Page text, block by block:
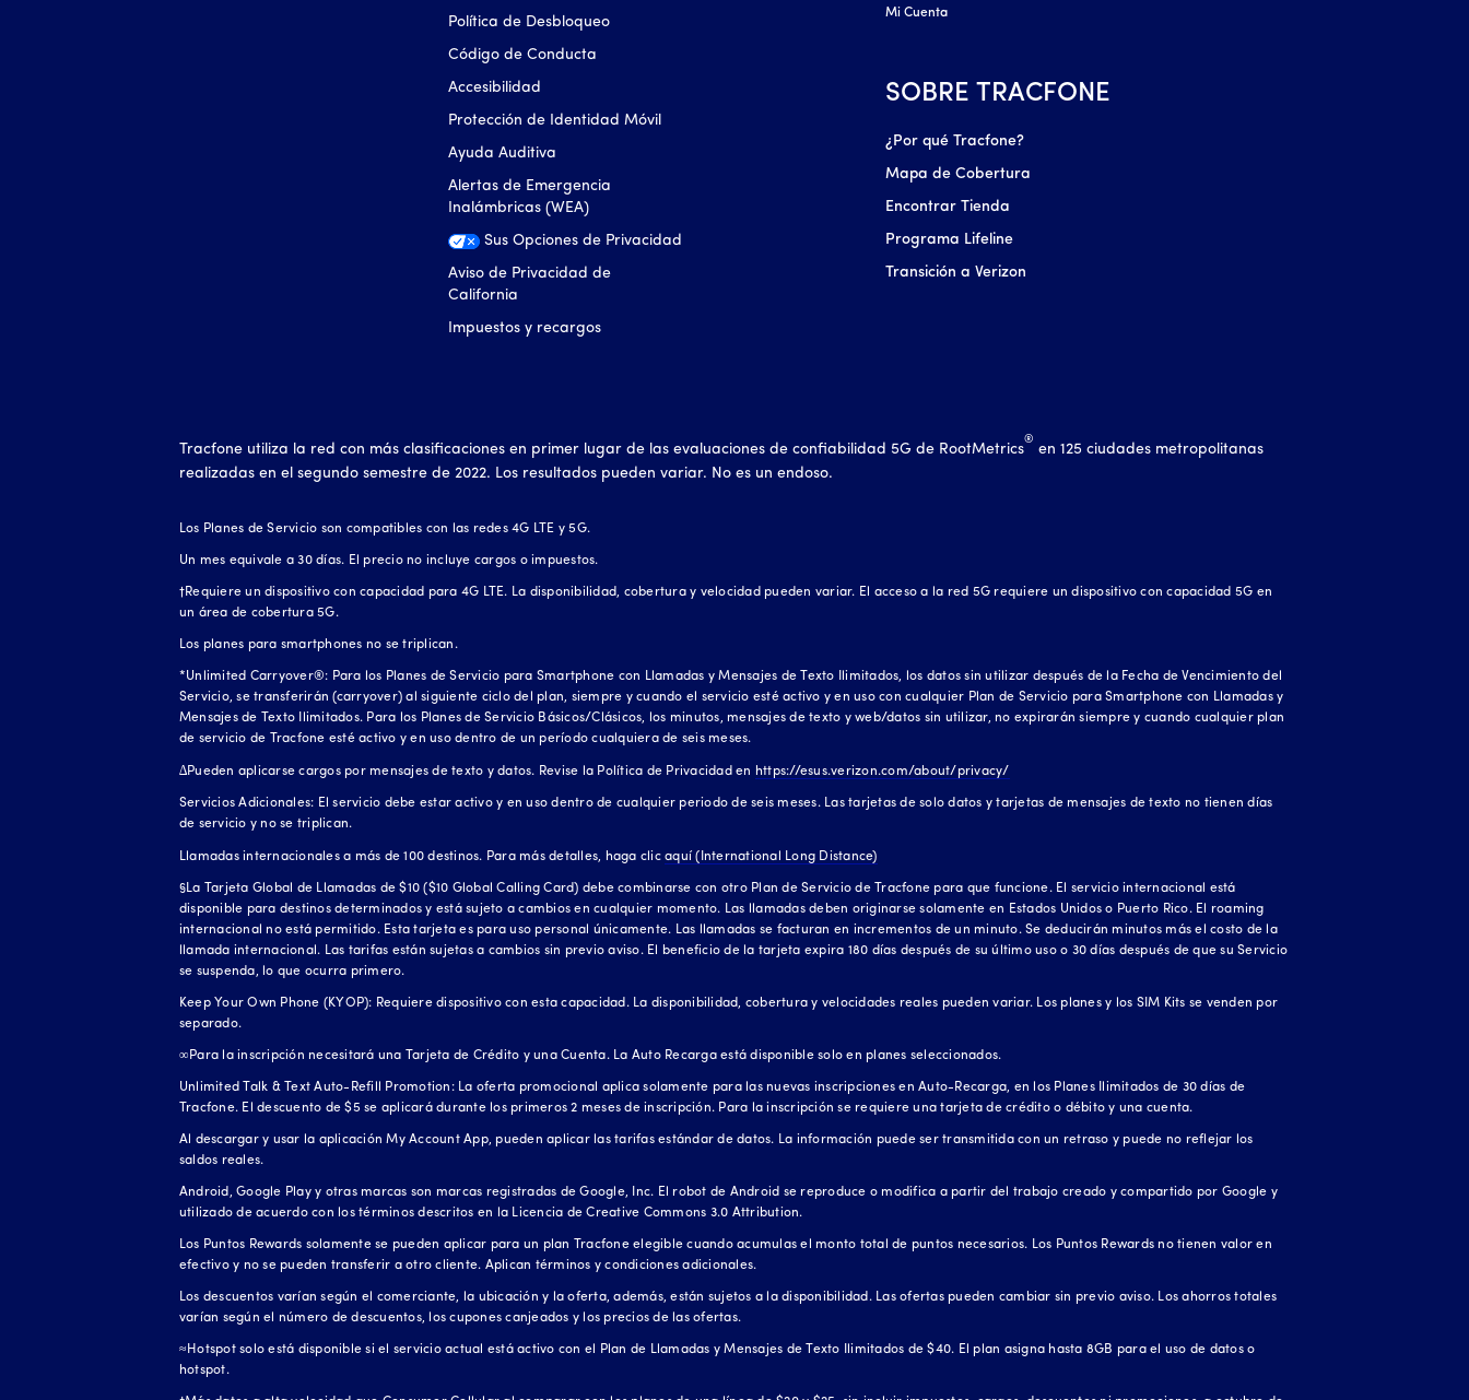
Política de Desbloqueo
Código de Conducta
Accesibilidad
Protección de Identidad Móvil
Ayuda Auditiva
Alertas de Emergencia
Inalámbricas (WEA)
Sus Opciones de Privacidad
Aviso de Privacidad de
California
Impuestos y recargos
Mi Cuenta
SOBRE TRACFONE
¿Por qué Tracfone?
Mapa de Cobertura
Encontrar Tienda
Programa Lifeline
Transición a Verizon
Tracfone utiliza la red con más clasificaciones en primer lugar de las evaluaciones de confiabilidad 5G de RootMetrics
®
en 125 ciudades metropolitanas
realizadas en el segundo semestre de 2022. Los resultados pueden variar. No es un endoso.
Los Planes de Servicio son compatibles con las redes 4G LTE y 5G.
Un mes equivale a 30 días. El precio no incluye cargos o impuestos.
†Requiere un dispositivo con capacidad para 4G LTE. La disponibilidad, cobertura y velocidad pueden variar. El acceso a la red 5G requiere un dispositivo con capacidad 5G en
un área de cobertura 5G.
Los planes para smartphones no se triplican.
*Unlimited Carryover®: Para los Planes de Servicio para Smartphone con Llamadas y Mensajes de Texto Ilimitados, los datos sin utilizar después de la Fecha de Vencimiento del
Servicio, se transferirán (carryover) al siguiente ciclo del plan, siempre y cuando el servicio esté activo y en uso con cualquier Plan de Servicio para Smartphone con Llamadas y
Mensajes de Texto Ilimitados. Para los Planes de Servicio Básicos/Clásicos, los minutos, mensajes de texto y web/datos sin utilizar, no expirarán siempre y cuando cualquier plan
de servicio de Tracfone esté activo y en uso dentro de un período cualquiera de seis meses.
∆Pueden aplicarse cargos por mensajes de texto y datos. Revise la Política de Privacidad en https://esus.verizon.com/about/privacy/
Servicios Adicionales: El servicio debe estar activo y en uso dentro de cualquier periodo de seis meses. Las tarjetas de solo datos y tarjetas de mensajes de texto no tienen días
de servicio y no se triplican.
Llamadas internacionales a más de 100 destinos. Para más detalles, haga clicaquí (International Long Distance)
§La Tarjeta Global de Llamadas de $10 ($10 Global Calling Card) debe combinarse con otro Plan de Servicio de Tracfone para que funcione. El servicio internacional está
disponible para destinos determinados y está sujeto a cambios en cualquier momento. Las llamadas deben originarse solamente en Estados Unidos o Puerto Rico. El roaming
internacional no está permitido. Esta tarjeta es para uso personal únicamente. Las llamadas se facturan en incrementos de un minuto. Se deducirán minutos más el costo de la
llamada internacional. Las tarifas están sujetas a cambios sin previo aviso. El beneficio de la tarjeta expira 180 días después de su último uso o 30 días después de que su Servicio
se suspenda, lo que ocurra primero.
Keep Your Own Phone (KYOP): Requiere dispositivo con esta capacidad. La disponibilidad, cobertura y velocidades reales pueden variar. Los planes y los SIM Kits se venden por
separado.
∞Para la inscripción necesitará una Tarjeta de Crédito y una Cuenta. La Auto Recarga está disponible solo en planes seleccionados.
Unlimited Talk & Text Auto-Refill Promotion: La oferta promocional aplica solamente para las nuevas inscripciones en Auto-Recarga, en los Planes Ilimitados de 30 días de
Tracfone. El descuento de $5 se aplicará durante los primeros 2 meses de inscripción. Para la inscripción se requiere una tarjeta de crédito o débito y una cuenta.
Al descargar y usar la aplicación My Account App, pueden aplicar las tarifas estándar de datos. La información puede ser transmitida con un retraso y puede no reflejar los
saldos reales.
Android, Google Play y otras marcas son marcas registradas de Google, Inc. El robot de Android se reproduce o modifica a partir del trabajo creado y compartido por Google y
utilizado de acuerdo con los términos descritos en la Licencia de Creative Commons 3.0 Attribution.
Los Puntos Rewards solamente se pueden aplicar para un plan Tracfone elegible cuando acumulas el monto total de puntos necesarios. Los Puntos Rewards no tienen valor en
efectivo y no se pueden transferir a otro cliente. Aplican términos y condiciones adicionales.
Los descuentos varían según el comerciante, la ubicación y la oferta, además, están sujetos a la disponibilidad. Las ofertas pueden cambiar sin previo aviso. Los ahorros totales
varían según el número de descuentos, los cupones canjeados y los precios de las ofertas.
≈Hotspot solo está disponible si el servicio actual está activo con el Plan de Llamadas y Mensajes de Texto Ilimitados de $40. El plan asigna hasta 8GB para el uso de datos o
hotspot.